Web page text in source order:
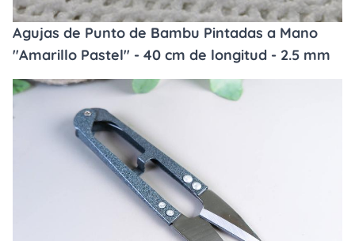
Agujas de Punto de Bambu Pintadas a Mano
"Amarillo Pastel" - 40 cm de longitud - 2.5 mm